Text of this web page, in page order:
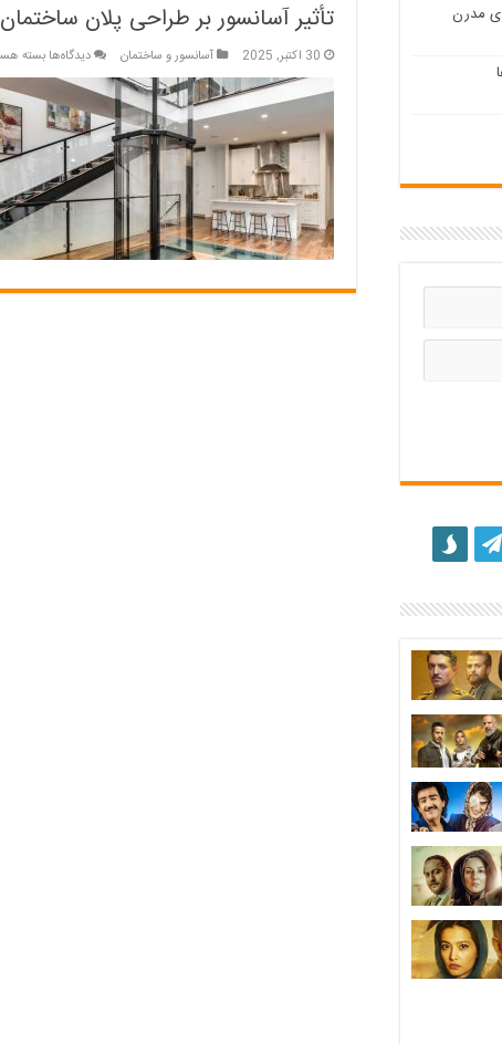
تأثیر آسانسور بر طراحی پلان
30 اکتبر, 2025 آسانسور و ساختمان دیدگاه‌ها برای
تأثیر
آسانسور
بر
طراحی
پلان
ساختمان‌ها
بسته
مدرن